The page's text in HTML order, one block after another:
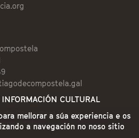
CULTURAL
de Cervantes)
mellorar a súa experiencia e os
a navegación no noso sitio